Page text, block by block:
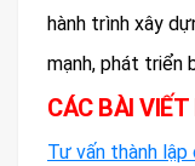
hành trình xây
mạnh, phát triển
CÁC BÀI
Tư vấn thành